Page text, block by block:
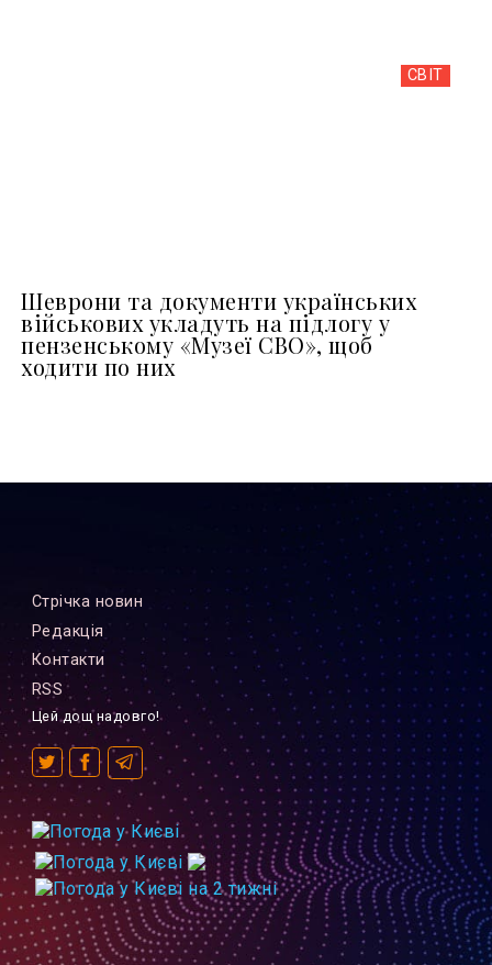
СВІТ
Шеврони та документи українських
військових укладуть на підлогу у
пензенському «Музеї СВО», щоб
ходити по них
Стрiчка новин
Редакцiя
Контакти
RSS
Цей дощ надовго!